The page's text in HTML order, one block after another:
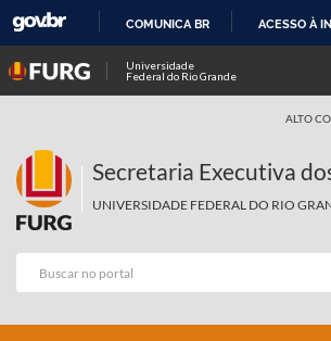
COMUNICA BR ACESSO À
Universidade
Federal do Rio Grande
ALTO
Secretaria Executiva
UNIVERSIDADE FEDERAL DO RIO